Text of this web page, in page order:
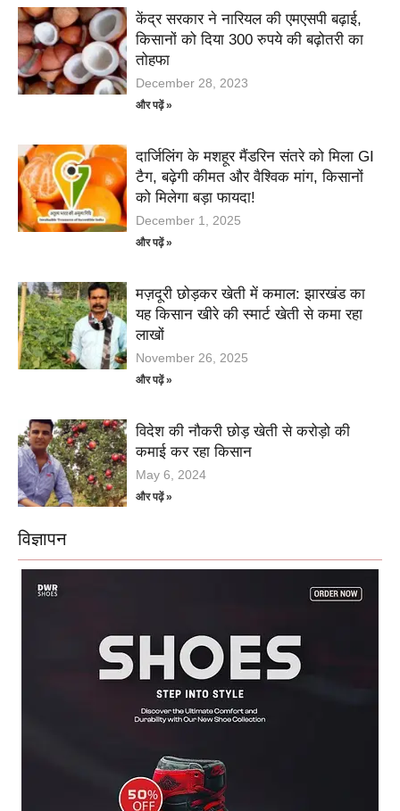
केंद्र सरकार ने नारियल की एमएसपी बढ़ाई,
किसानों को दिया 300 रुपये की बढ़ोतरी का
तोहफा
December 28, 2023
और पढ़ें »
दार्जिलिंग के मशहूर मैंडरिन संतरे को मिला GI
टैग, बढ़ेगी कीमत और वैश्विक मांग, किसानों
को मिलेगा बड़ा फायदा!
December 1, 2025
और पढ़ें »
मज़दूरी छोड़कर खेती में कमाल: झारखंड का
यह किसान खीरे की स्मार्ट खेती से कमा रहा
लाखों
November 26, 2025
और पढ़ें »
विदेश की नौकरी छोड़ खेती से करोड़ो की
कमाई कर रहा किसान
May 6, 2024
और पढ़ें »
विज्ञापन